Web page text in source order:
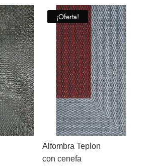
¡Oferta!
Alfombra Teplon
con cenefa